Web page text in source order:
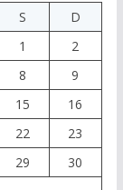
S
D
1
2
8
9
15
16
22
23
29
30